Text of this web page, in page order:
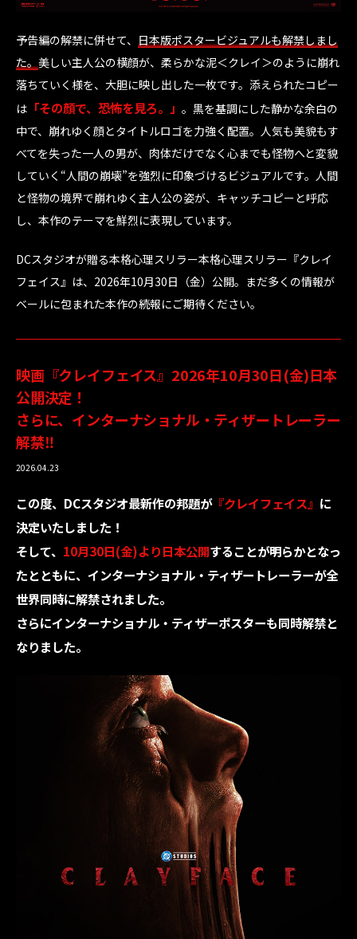
予告編の解禁に併せて、 日本版ポスタービジュアルも解禁しまし
た。 美しい主人公の横顔が、柔らかな泥＜クレイ＞のように崩れ
落ちていく様を、大胆に映し出した一枚です。添えられたコピー
は 「その顔で、恐怖を見ろ。」 。黒を基調にした静かな余白の
中で、崩れゆく顔とタイトルロゴを力強く配置。人気も美貌もす
べてを失った一人の男が、肉体だけでなく心までも怪物へと変貌
していく“人間の崩壊”を強烈に印象づけるビジュアルです。人間
と怪物の境界で崩れゆく主人公の姿が、キャッチコピーと呼応
し、本作のテーマを鮮烈に表現しています。
DCスタジオが贈る本格心理スリラー本格心理スリラー『クレイ
フェイス』は、2026年10月30日（金）公開。まだ多くの情報が
ベールに包まれた本作の続報にご期待ください。
映画『クレイフェイス』2026年10月30日(金)日本
公開決定！
さらに、インターナショナル・ティザートレーラー
解禁‼
2026.04.23
この度、DCスタジオ最新作の邦題が『クレイフェイス』 に
決定いたしました！
そして、 10月30日(金)より日本公開することが明らかとなっ
たとともに、インターナショナル・ティザートレーラーが全
世界同時に解禁されました。
さらにインターナショナル・ティザーポスターも同時解禁と
なりました。